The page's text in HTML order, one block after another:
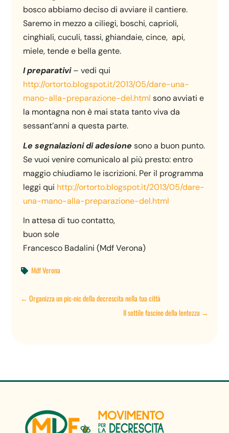
bosco abbiamo deciso di avviare il cantiere.
Saremo in mezzo a ciliegi, boschi, caprioli,
cinghiali, cuculi, tassi, ghiandaie, cince, api,
miele, tende e bella gente.
I preparativi– vedi qui
http://ortorto.blogspot.it/2013/05/dare-una-
mano-alla-preparazione-del.html sono avviati e
la montagna non è mai stata tanto viva da
sessant’anni a questa parte.
Le segnalazioni di adesionesono a buon punto.
Se vuoi venire comunicalo al più presto: entro
maggio chiudiamo le iscrizioni. Per il programma
leggi qui http://ortorto.blogspot.it/2013/05/dare-
una-mano-alla-preparazione-del.html
In attesa di tuo contatto,
buon sole
Francesco Badalini (Mdf Verona)
 Mdf Verona
←Organizza un pic-nic della decrescita nella tua città
Il sottile fascino della lentezza →